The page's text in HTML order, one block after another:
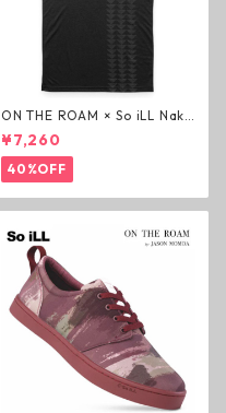
ON THE ROAM × So iLL Nako
a Tee Tシャツ ウルフブラック
オンザローム ジェイソンモモ
ア OTR ビンテージ加工
¥7,260
40%OFF